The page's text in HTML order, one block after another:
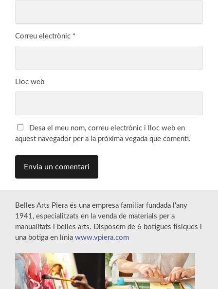
Correu electrònic *
Lloc web
Desa el meu nom, correu electrònic i lloc web en
aquest navegador per a la pròxima vegada que comenti.
Belles Arts Piera és una empresa familiar fundada l'any
1941, especialitzats en la venda de materials per a
manualitats i belles arts. Disposem de 6 botigues físiques i
una botiga en líniawww.vpiera.com